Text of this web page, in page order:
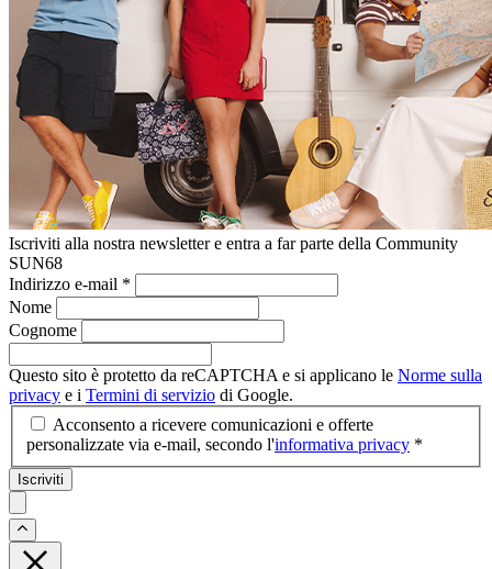
Iscriviti alla nostra newsletter e entra a far parte della Community
SUN68
Indirizzo e-mail *
Nome
Cognome
Questo sito è protetto da reCAPTCHA e si applicano le Norme sulla
privacy e i Termini di servizio di Google.
Acconsento a ricevere comunicazioni e offerte
personalizzate via e-mail, secondo l'informativa privacy *
Iscriviti